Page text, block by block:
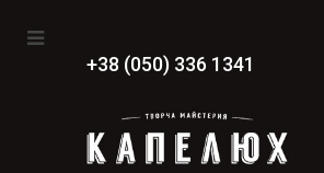
+38 (050) 336 1341